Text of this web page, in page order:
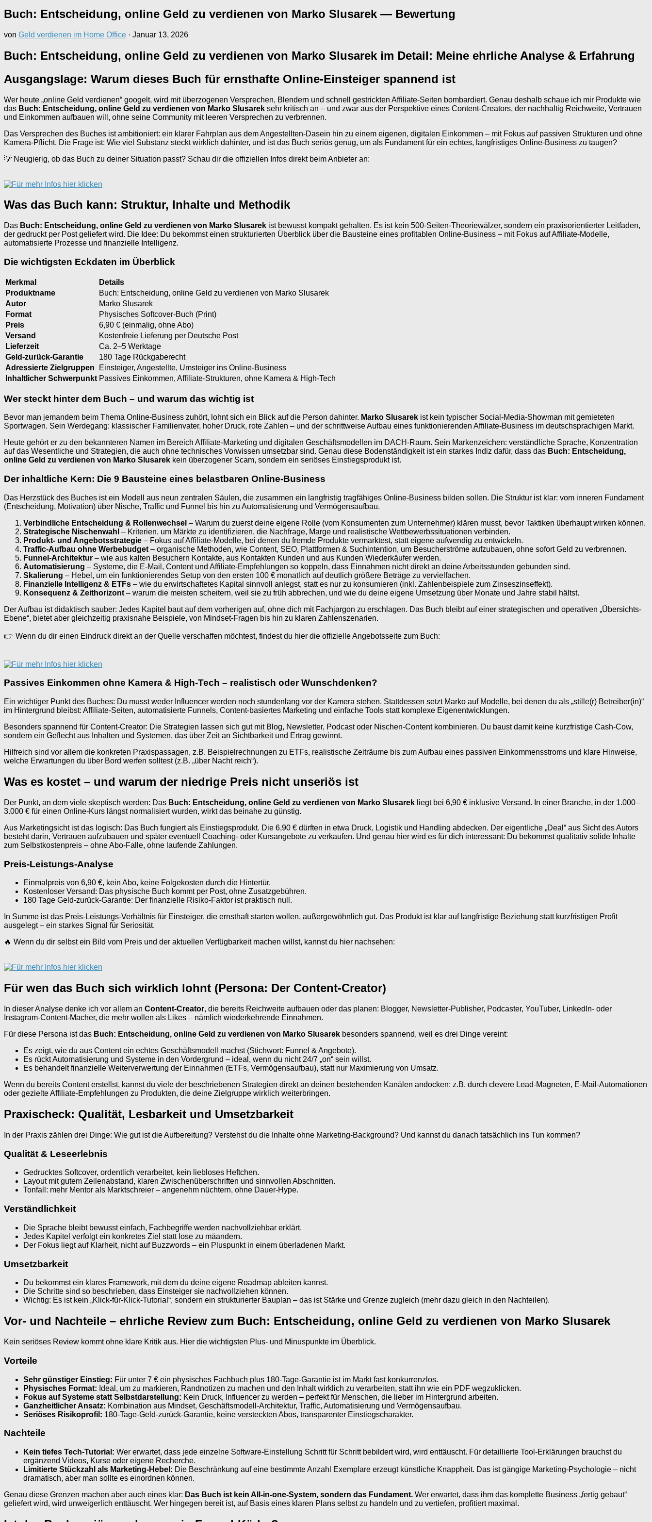
Buch: Entscheidung, online Geld zu verdienen von Marko Slusarek — Bewertung
von Geld verdienen im Home Office · Januar 13, 2026
Buch: Entscheidung, online Geld zu verdienen von Marko Slusarek im Detail: Meine ehrliche Analyse & Erfahrung
Ausgangslage: Warum dieses Buch für ernsthafte Online-Einsteiger spannend ist
Wer heute „online Geld verdienen“ googelt, wird mit überzogenen Versprechen, Blendern und schnell gestrickten Affiliate-Seiten bombardiert. Genau deshalb schaue ich mir Produkte wie
das Buch: Entscheidung, online Geld zu verdienen von Marko Slusarek sehr kritisch an – und zwar aus der Perspektive eines Content-Creators, der nachhaltig Reichweite, Vertrauen
und Einkommen aufbauen will, ohne seine Community mit leeren Versprechen zu verbrennen.
Das Versprechen des Buches ist ambitioniert: ein klarer Fahrplan aus dem Angestellten-Dasein hin zu einem eigenen, digitalen Einkommen – mit Fokus auf passiven Strukturen und ohne
Kamera-Pflicht. Die Frage ist: Wie viel Substanz steckt wirklich dahinter, und ist das Buch seriös genug, um als Fundament für ein echtes, langfristiges Online-Business zu taugen?
💡 Neugierig, ob das Buch zu deiner Situation passt? Schau dir die offiziellen Infos direkt beim Anbieter an:
Was das Buch kann: Struktur, Inhalte und Methodik
Das Buch: Entscheidung, online Geld zu verdienen von Marko Slusarek ist bewusst kompakt gehalten. Es ist kein 500-Seiten-Theoriewälzer, sondern ein praxisorientierter Leitfaden,
der gedruckt per Post geliefert wird. Die Idee: Du bekommst einen strukturierten Überblick über die Bausteine eines profitablen Online-Business – mit Fokus auf Affiliate-Modelle,
automatisierte Prozesse und finanzielle Intelligenz.
Die wichtigsten Eckdaten im Überblick
Merkmal
Details
Produktname
Buch: Entscheidung, online Geld zu verdienen von Marko Slusarek
Autor
Marko Slusarek
Format
Physisches Softcover-Buch (Print)
Preis
6,90 € (einmalig, ohne Abo)
Versand
Kostenfreie Lieferung per Deutsche Post
Lieferzeit
Ca. 2–5 Werktage
Geld-zurück-Garantie
180 Tage Rückgaberecht
Adressierte Zielgruppen
Einsteiger, Angestellte, Umsteiger ins Online-Business
Inhaltlicher Schwerpunkt Passives Einkommen, Affiliate-Strukturen, ohne Kamera & High-Tech
Wer steckt hinter dem Buch – und warum das wichtig ist
Bevor man jemandem beim Thema Online-Business zuhört, lohnt sich ein Blick auf die Person dahinter. Marko Slusarek ist kein typischer Social-Media-Showman mit gemieteten
Sportwagen. Sein Werdegang: klassischer Familienvater, hoher Druck, rote Zahlen – und der schrittweise Aufbau eines funktionierenden Affiliate-Business im deutschsprachigen Markt.
Heute gehört er zu den bekannteren Namen im Bereich Affiliate-Marketing und digitalen Geschäftsmodellen im DACH-Raum. Sein Markenzeichen: verständliche Sprache, Konzentration
auf das Wesentliche und Strategien, die auch ohne technisches Vorwissen umsetzbar sind. Genau diese Bodenständigkeit ist ein starkes Indiz dafür, dass das Buch: Entscheidung,
online Geld zu verdienen von Marko Slusarek kein überzogener Scam, sondern ein seriöses Einstiegsprodukt ist.
Der inhaltliche Kern: Die 9 Bausteine eines belastbaren Online-Business
Das Herzstück des Buches ist ein Modell aus neun zentralen Säulen, die zusammen ein langfristig tragfähiges Online-Business bilden sollen. Die Struktur ist klar: vom inneren Fundament
(Entscheidung, Motivation) über Nische, Traffic und Funnel bis hin zu Automatisierung und Vermögensaufbau.
Verbindliche Entscheidung & Rollenwechsel – Warum du zuerst deine eigene Rolle (vom Konsumenten zum Unternehmer) klären musst, bevor Taktiken überhaupt wirken können.
Strategische Nischenwahl – Kriterien, um Märkte zu identifizieren, die Nachfrage, Marge und realistische Wettbewerbssituationen verbinden.
Produkt- und Angebotsstrategie – Fokus auf Affiliate-Modelle, bei denen du fremde Produkte vermarktest, statt eigene aufwendig zu entwickeln.
Traffic-Aufbau ohne Werbebudget – organische Methoden, wie Content, SEO, Plattformen & Suchintention, um Besucherströme aufzubauen, ohne sofort Geld zu verbrennen.
Funnel-Architektur – wie aus kalten Besuchern Kontakte, aus Kontakten Kunden und aus Kunden Wiederkäufer werden.
Automatisierung – Systeme, die E-Mail, Content und Affiliate-Empfehlungen so koppeln, dass Einnahmen nicht direkt an deine Arbeitsstunden gebunden sind.
Skalierung – Hebel, um ein funktionierendes Setup von den ersten 100 € monatlich auf deutlich größere Beträge zu vervielfachen.
Finanzielle Intelligenz & ETFs – wie du erwirtschaftetes Kapital sinnvoll anlegst, statt es nur zu konsumieren (inkl. Zahlenbeispiele zum Zinseszinseffekt).
Konsequenz & Zeithorizont – warum die meisten scheitern, weil sie zu früh abbrechen, und wie du deine eigene Umsetzung über Monate und Jahre stabil hältst.
Der Aufbau ist didaktisch sauber: Jedes Kapitel baut auf dem vorherigen auf, ohne dich mit Fachjargon zu erschlagen. Das Buch bleibt auf einer strategischen und operativen „Übersichts-
Ebene“, bietet aber gleichzeitig praxisnahe Beispiele, von Mindset-Fragen bis hin zu klaren Zahlenszenarien.
👉 Wenn du dir einen Eindruck direkt an der Quelle verschaffen möchtest, findest du hier die offizielle Angebotsseite zum Buch:
Passives Einkommen ohne Kamera & High-Tech – realistisch oder Wunschdenken?
Ein wichtiger Punkt des Buches: Du musst weder Influencer werden noch stundenlang vor der Kamera stehen. Stattdessen setzt Marko auf Modelle, bei denen du als „stille(r) Betreiber(in)“
im Hintergrund bleibst: Affiliate-Seiten, automatisierte Funnels, Content-basiertes Marketing und einfache Tools statt komplexe Eigenentwicklungen.
Besonders spannend für Content-Creator: Die Strategien lassen sich gut mit Blog, Newsletter, Podcast oder Nischen-Content kombinieren. Du baust damit keine kurzfristige Cash-Cow,
sondern ein Geflecht aus Inhalten und Systemen, das über Zeit an Sichtbarkeit und Ertrag gewinnt.
Hilfreich sind vor allem die konkreten Praxispassagen, z.B. Beispielrechnungen zu ETFs, realistische Zeiträume bis zum Aufbau eines passiven Einkommensstroms und klare Hinweise,
welche Erwartungen du über Bord werfen solltest (z.B. „über Nacht reich“).
Was es kostet – und warum der niedrige Preis nicht unseriös ist
Der Punkt, an dem viele skeptisch werden: Das Buch: Entscheidung, online Geld zu verdienen von Marko Slusarek liegt bei 6,90 € inklusive Versand. In einer Branche, in der 1.000–
3.000 € für einen Online-Kurs längst normalisiert wurden, wirkt das beinahe zu günstig.
Aus Marketingsicht ist das logisch: Das Buch fungiert als Einstiegsprodukt. Die 6,90 € dürften in etwa Druck, Logistik und Handling abdecken. Der eigentliche „Deal“ aus Sicht des Autors
besteht darin, Vertrauen aufzubauen und später eventuell Coaching- oder Kursangebote zu verkaufen. Und genau hier wird es für dich interessant: Du bekommst qualitativ solide Inhalte
zum Selbstkostenpreis – ohne Abo-Falle, ohne laufende Zahlungen.
Preis-Leistungs-Analyse
Einmalpreis von 6,90 €, kein Abo, keine Folgekosten durch die Hintertür.
Kostenloser Versand: Das physische Buch kommt per Post, ohne Zusatzgebühren.
180 Tage Geld-zurück-Garantie: Der finanzielle Risiko-Faktor ist praktisch null.
In Summe ist das Preis-Leistungs-Verhältnis für Einsteiger, die ernsthaft starten wollen, außergewöhnlich gut. Das Produkt ist klar auf langfristige Beziehung statt kurzfristigen Profit
ausgelegt – ein starkes Signal für Seriosität.
🔥 Wenn du dir selbst ein Bild vom Preis und der aktuellen Verfügbarkeit machen willst, kannst du hier nachsehen:
Für wen das Buch sich wirklich lohnt (Persona: Der Content-Creator)
In dieser Analyse denke ich vor allem an Content-Creator, die bereits Reichweite aufbauen oder das planen: Blogger, Newsletter-Publisher, Podcaster, YouTuber, LinkedIn- oder
Instagram-Content-Macher, die mehr wollen als Likes – nämlich wiederkehrende Einnahmen.
Für diese Persona ist das Buch: Entscheidung, online Geld zu verdienen von Marko Slusarek besonders spannend, weil es drei Dinge vereint:
Es zeigt, wie du aus Content ein echtes Geschäftsmodell machst (Stichwort: Funnel & Angebote).
Es rückt Automatisierung und Systeme in den Vordergrund – ideal, wenn du nicht 24/7 „on“ sein willst.
Es behandelt finanzielle Weiterverwertung der Einnahmen (ETFs, Vermögensaufbau), statt nur Maximierung von Umsatz.
Wenn du bereits Content erstellst, kannst du viele der beschriebenen Strategien direkt an deinen bestehenden Kanälen andocken: z.B. durch clevere Lead-Magneten, E-Mail-Automationen
oder gezielte Affiliate-Empfehlungen zu Produkten, die deine Zielgruppe wirklich weiterbringen.
Praxischeck: Qualität, Lesbarkeit und Umsetzbarkeit
In der Praxis zählen drei Dinge: Wie gut ist die Aufbereitung? Verstehst du die Inhalte ohne Marketing-Background? Und kannst du danach tatsächlich ins Tun kommen?
Qualität & Leseerlebnis
Gedrucktes Softcover, ordentlich verarbeitet, kein liebloses Heftchen.
Layout mit gutem Zeilenabstand, klaren Zwischenüberschriften und sinnvollen Abschnitten.
Tonfall: mehr Mentor als Marktschreier – angenehm nüchtern, ohne Dauer-Hype.
Verständlichkeit
Die Sprache bleibt bewusst einfach, Fachbegriffe werden nachvollziehbar erklärt.
Jedes Kapitel verfolgt ein konkretes Ziel statt lose zu mäandern.
Der Fokus liegt auf Klarheit, nicht auf Buzzwords – ein Pluspunkt in einem überladenen Markt.
Umsetzbarkeit
Du bekommst ein klares Framework, mit dem du deine eigene Roadmap ableiten kannst.
Die Schritte sind so beschrieben, dass Einsteiger sie nachvollziehen können.
Wichtig: Es ist kein „Klick-für-Klick-Tutorial“, sondern ein strukturierter Bauplan – das ist Stärke und Grenze zugleich (mehr dazu gleich in den Nachteilen).
Vor- und Nachteile – ehrliche Review zum Buch: Entscheidung, online Geld zu verdienen von Marko Slusarek
Kein seriöses Review kommt ohne klare Kritik aus. Hier die wichtigsten Plus- und Minuspunkte im Überblick.
Vorteile
Sehr günstiger Einstieg: Für unter 7 € ein physisches Fachbuch plus 180-Tage-Garantie ist im Markt fast konkurrenzlos.
Physisches Format: Ideal, um zu markieren, Randnotizen zu machen und den Inhalt wirklich zu verarbeiten, statt ihn wie ein PDF wegzuklicken.
Fokus auf Systeme statt Selbstdarstellung: Kein Druck, Influencer zu werden – perfekt für Menschen, die lieber im Hintergrund arbeiten.
Ganzheitlicher Ansatz: Kombination aus Mindset, Geschäftsmodell-Architektur, Traffic, Automatisierung und Vermögensaufbau.
Seriöses Risikoprofil: 180-Tage-Geld-zurück-Garantie, keine versteckten Abos, transparenter Einstiegscharakter.
Nachteile
Kein tiefes Tech-Tutorial: Wer erwartet, dass jede einzelne Software-Einstellung Schritt für Schritt bebildert wird, wird enttäuscht. Für detaillierte Tool-Erklärungen brauchst du
ergänzend Videos, Kurse oder eigene Recherche.
Limitierte Stückzahl als Marketing-Hebel: Die Beschränkung auf eine bestimmte Anzahl Exemplare erzeugt künstliche Knappheit. Das ist gängige Marketing-Psychologie – nicht
dramatisch, aber man sollte es einordnen können.
Genau diese Grenzen machen aber auch eines klar: Das Buch ist kein All-in-one-System, sondern das Fundament. Wer erwartet, dass ihm das komplette Business „fertig gebaut“
geliefert wird, wird unweigerlich enttäuscht. Wer hingegen bereit ist, auf Basis eines klaren Plans selbst zu handeln und zu vertiefen, profitiert maximal.